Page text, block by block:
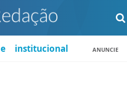
institucional ANUNCIE